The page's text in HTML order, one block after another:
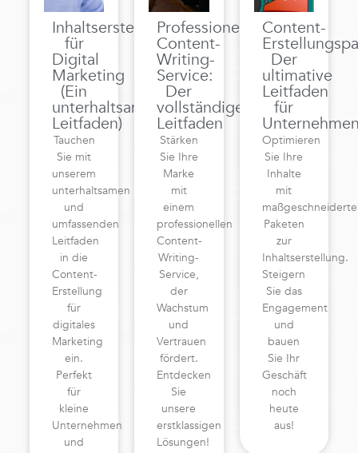
Inhaltserstellung
für
Digital
Marketing
(Ein
unterhaltsamer
Leitfaden)
Tauchen
Sie mit
unserem
unterhaltsamen
und
umfassenden
Leitfaden
in die
Content-
Erstellung
für
digitales
Marketing
ein.
Perfekt
für
kleine
Unternehmen
und
Professioneller
Content-
Writing-
Service:
Der
vollständige
Leitfaden
Stärken
Sie Ihre
Marke
mit
einem
professionellen
Content-
Writing-
Service,
der
Wachstum
und
Vertrauen
fördert.
Entdecken
Sie
unsere
erstklassigen
Lösungen!
Content-
Der
ultimative
Leitfaden
für
Optimieren
Sie Ihre
Inhalte
mit
Paketen
zur
Inhaltserstellung.
Steigern
Sie das
Engagement
und
bauen
Sie Ihr
Geschäft
noch
heute
aus!